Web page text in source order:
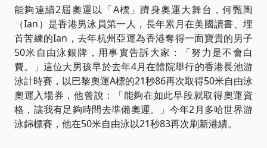
能夠連續2屆奧運以「A標」躋身奧運大舞台，何甄陶
（Ian）是香港男泳員第一人，長年累月在美國讀書、埋
首苦練的Ian，去年杭州亞運為香港奪得一面寶貴的男子
50米自由泳銀牌，用事實告訴大家：「努力是不會白
費。」這位大男孩早於去年4月在體院舉行的香港長池游
泳計時賽，以巴黎奧運A標的21秒86再次取得50米自由泳
奧運入場券，他曾說：「能夠在如此早段就取得奧運資
格，讓我有足夠時間去準備奧運。」今年2月多哈世界游
泳錦標賽，他在50米自由泳以21秒83再次刷新港績。